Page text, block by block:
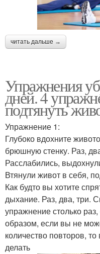
читать дальше →
Упражнения
дней. 4
подтянуть
Упражнение 1:
Глубоко вдохните
брюшную стенку. Раз,
Расслабились,
Втянули живот в себя,
Как будто вы хотите
дыхание. Раз, два, три.
упражнение столько
образом, если вы не
количество повторов,
делать